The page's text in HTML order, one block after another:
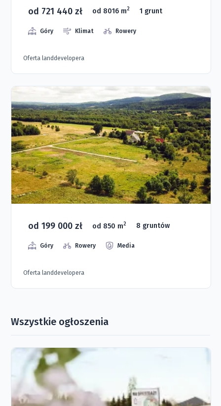
od 721 440 zł od 8016 m2 1 grunt
Góry Klimat Rowery
Oferta landdevelopera
od 199 000 zł od 850 m2 8 gruntów
Góry Rowery Media
Oferta landdevelopera
Wszystkie ogłoszenia